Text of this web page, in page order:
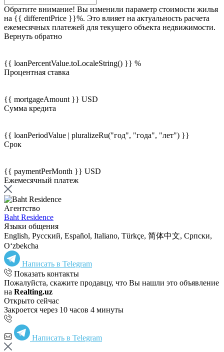
Обратите внимание! Вы изменили параметр стоимости жилья
на {{ differentPrice }}%. Это влияет на актуальность расчета
ежемесячных платежей для текущего объекта недвижимости.
Вернуть обратно
{{ loanPercentValue.toLocaleString() }} %
Процентная ставка
{{ mortgageAmount }} USD
Сумма кредита
{{ loanPeriodValue | pluralizeRu("год", "года", "лет") }}
Срок
{{ paymentPerMonth }} USD
Ежемесячный платеж
Агентство
Baht Residence
Языки общения
English, Русский, Español, Italiano, Türkçe, 简体中文, Српски,
Oʻzbekcha
Написать в Telegram
Показать контакты
Пожалуйста, скажите продавцу, что Вы нашли это объявление
на Realting.uz
Открыто сейчас
Закроется через 10 часов 4 минуты
Написать в Telegram